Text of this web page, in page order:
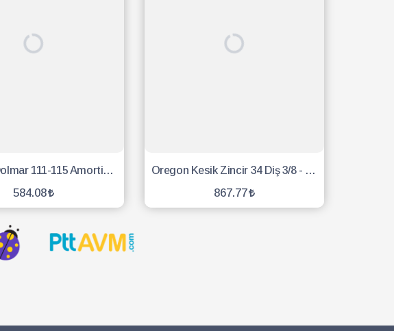
Bretoon Dolmar 111-115 Amortisör Vidalı - 3 Adet
584.08
SEPETE EKLE
Oregon Kesik Zincir 34 Diş 3/8 - 1.5 Köşeli Kutu
867.77